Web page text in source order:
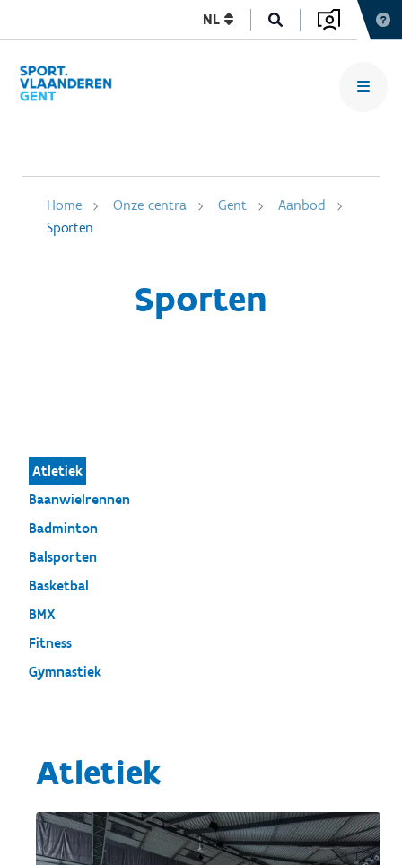
NL
Home Onze centra Gent
Aanbod
Sporten
Sporten
Atletiek
Baanwielrennen
Badminton
Balsporten
Basketbal
BMX
Fitness
Gymnastiek
Atletiek